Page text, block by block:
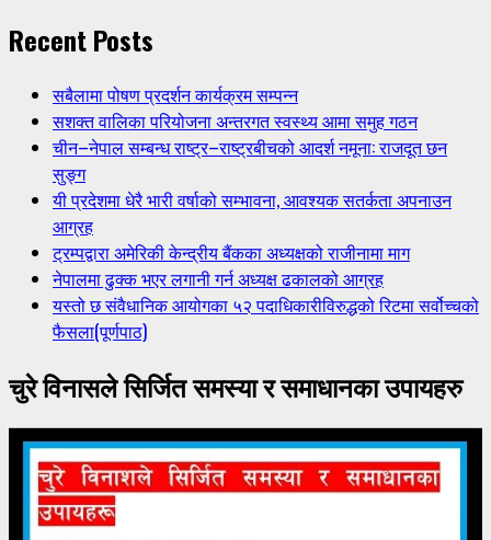
Recent Posts
सबैलामा पोषण प्रदर्शन कार्यक्रम सम्पन्न
सशक्त वालिका परियोजना अन्तरगत स्वस्थ्य आमा समुह गठन
चीन–नेपाल सम्बन्ध राष्ट्र–राष्ट्रबीचको आदर्श नमूना: राजदूत छन
सुङ्ग
यी प्रदेशमा धेरै भारी वर्षाको सम्भावना, आवश्यक सतर्कता अपनाउन
आग्रह
ट्रम्पद्वारा अमेरिकी केन्द्रीय बैंकका अध्यक्षको राजीनामा माग
नेपालमा ढुक्क भएर लगानी गर्न अध्यक्ष ढकालको आग्रह
यस्तो छ संवैधानिक आयोगका ५२ पदाधिकारीविरुद्धको रिटमा सर्वोच्चको
फैसला(पूर्णपाठ)
चुरे विनासले सिर्जित समस्या र समाधानका उपायहरु